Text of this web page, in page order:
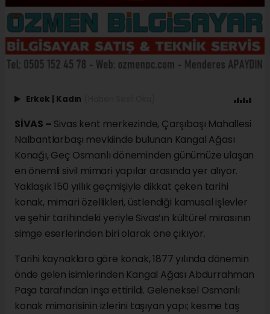
Erkek Kadın
SİVAS – Sivas kent merkezinde, Çarşıbaşı Mahallesi
Nalbantlarbaşı mevkiinde bulunan Kangal Ağası
Konağı, Geç Osmanlı döneminden günümüze ulaşan
en önemli sivil mimari yapılar arasında yer alıyor.
Yaklaşık 150 yıllık geçmişiyle dikkat çeken tarihi
konak, mimari özellikleri, üstlendiği kamusal işlevler
ve şehir tarihindeki yeriyle Sivas’ın kültürel mirasının
simge eserlerinden biri olarak öne çıkıyor.
Tarihi kaynaklara göre konak, 1877 yılında dönemin
önde gelen isimlerinden Kangal Ağası Abdurrahman
Paşa tarafından inşa ettirildi. Geleneksel Osmanlı
konak mimarisinin izlerini taşıyan yapı; kesme taş